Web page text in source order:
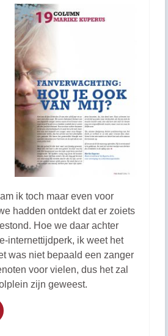
ik toch maar even voor
hadden ontdekt dat er zoiets
Hoe we daar achter
internettijdperk, ik weet het
was niet bepaald een zanger
voor vielen, dus het zal
zijn geweest.